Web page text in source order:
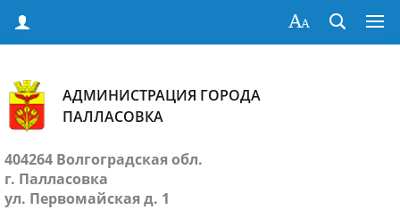
АДМИНИСТРАЦИЯ ГОРОДА
ПАЛЛАСОВКА
404264 Волгоградская обл.
г. Палласовка
ул. Первомайская д. 1